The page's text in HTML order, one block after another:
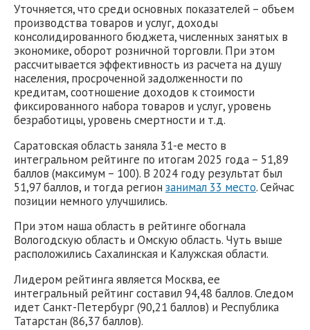
Уточняется, что среди основных показателей – объем
производства товаров и услуг, доходы
консолидированного бюджета, численных занятых в
экономике, оборот розничной торговли. При этом
рассчитывается эффективность из расчета на душу
населения, просроченной задолженности по
кредитам, соотношение доходов к стоимости
фиксированного набора товаров и услуг, уровень
безработицы, уровень смертности и т.д.
Саратовская область заняла 31-е место в
интегральном рейтинге по итогам 2025 года – 51,89
баллов (максимум – 100). В 2024 году результат был
51,97 баллов, и тогда регион занимал 33 место. Сейчас
позиции немного улучшились.
При этом наша область в рейтинге обогнала
Вологодскую область и Омскую область. Чуть выше
расположились Сахалинская и Калужская области.
Лидером рейтинга является Москва, ее
интегральный рейтинг составил 94,48 баллов. Следом
идет Санкт-Петербург (90,21 баллов) и Республика
Татарстан (86,37 баллов).